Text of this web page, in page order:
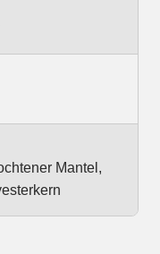
Mantel,